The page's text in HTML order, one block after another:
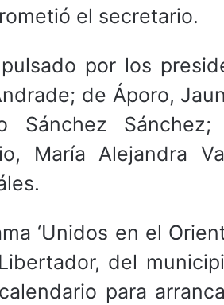
el secretario.
por los
de Áporo,
Sánchez
María Alejandra
‘Unidos en el
del
para